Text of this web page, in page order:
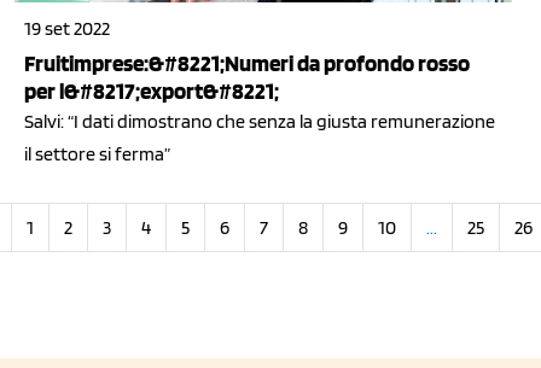
19 set 2022
Fruitimprese:&#8221;Numeri da profondo rosso
per l&#8217;export&#8221;
Salvi: “I dati dimostrano che senza la giusta remunerazione
il settore si ferma”
1 2 3 4 5 6 7 8 9 10 ... 25 26